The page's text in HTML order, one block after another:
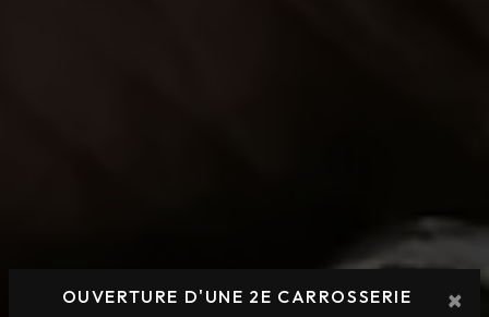
OUVERTURE D'UNE 2E CARROSSERIE ×